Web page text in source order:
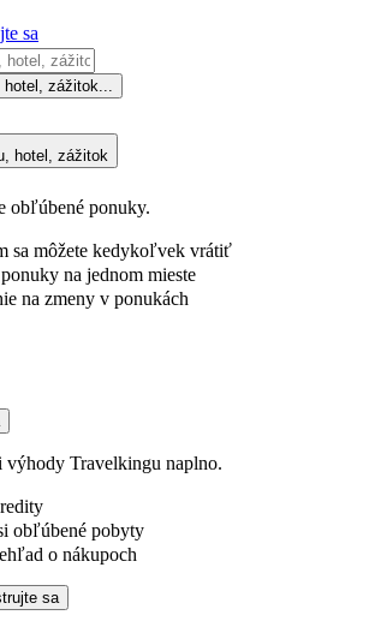
sa
hotel, zážitok...
hotel, zážitok
obľúbené ponuky.
sa môžete kedykoľvek vrátiť
na jednom mieste
na zmeny v ponukách
výhody Travelkingu naplno.
obľúbené pobyty
o nákupoch
sa